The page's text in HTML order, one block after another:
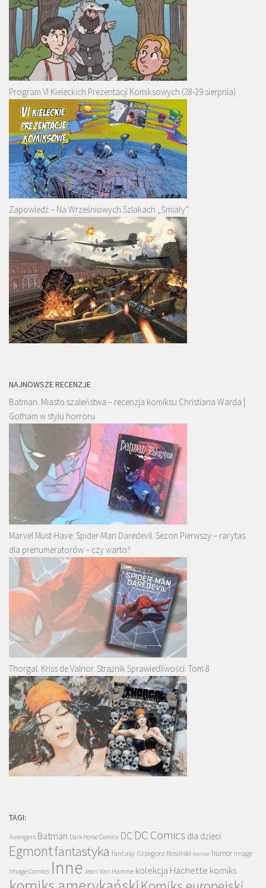
Program VI Kieleckich Prezentacji Komiksowych (28-29 sierpnia)
Zapowiedź – Na Wrześniowych Szlakach „Śmiały”
NAJNOWSZE RECENZJE
Batman. Miasto szaleństwa – recenzja komiksu Christiana Warda |
Gotham w stylu horroru
Marvel Must-Have: Spider-Man Daredevil. Sezon Pierwszy – rarytas
dla prenumeratorów – czy warto?
Thorgal. Kriss de Valnor. Strażnik Sprawiedliwości. Tom 8
TAGI:
Avengers Batman Dark Horse Comics DC DC Comics dla dzieci
Egmontfantastyka fantasy Grzegorz Rosiński horror humor Image
Image Comics Inne Jean Van Hamme kolekcja Hachette komiks